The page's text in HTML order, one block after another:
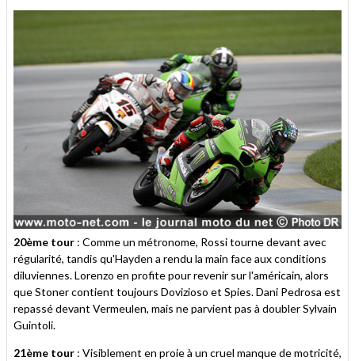
20ème tour : Comme un métronome, Rossi tourne devant avec
régularité, tandis qu'Hayden a rendu la main face aux conditions
diluviennes. Lorenzo en profite pour revenir sur l'américain, alors
que Stoner contient toujours Dovizioso et Spies. Dani Pedrosa est
repassé devant Vermeulen, mais ne parvient pas à doubler Sylvain
Guintoli.
21ème tour : Visiblement en proie à un cruel manque de motricité,